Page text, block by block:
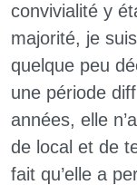
convivialité y
majorité, je
quelque peu
une période
années, elle
de local et de
fait qu’elle a